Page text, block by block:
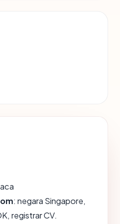
: negara Singapore,
registrar CV.